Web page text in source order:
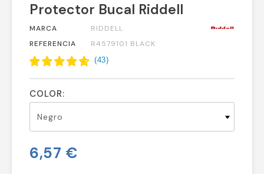
Protector Bucal Riddell
MARCA
RIDDELL
REFERENCIA
R4579101 BLACK
(43)
COLOR:
6,57 €